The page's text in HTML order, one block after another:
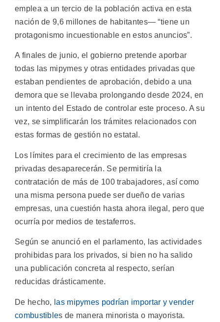
emplea a un tercio de la población activa en esta
nación de 9,6 millones de habitantes— “tiene un
protagonismo incuestionable en estos anuncios”.
A finales de junio, el gobierno pretende aporbar
todas las mipymes y otras entidades privadas que
estaban pendientes de aprobación, debido a una
demora que se llevaba prolongando desde 2024, en
un intento del Estado de controlar este proceso. A su
vez, se simplificarán los trámites relacionados con
estas formas de gestión no estatal.
Los límites para el crecimiento de las empresas
privadas desaparecerán. Se permitiría la
contratación de más de 100 trabajadores, así como
una misma persona puede ser dueño de varias
empresas, una cuestión hasta ahora ilegal, pero que
ocurría por medios de testaferros.
Según se anunció en el parlamento, las actividades
prohibidas para los privados, si bien no ha salido
una publicación concreta al respecto, serían
reducidas drásticamente.
De hecho, las mipymes podrían importar y vender
combustibles de manera minorista o mayorista.